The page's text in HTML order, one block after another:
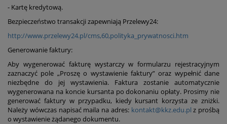
- Kartę kredytową.
Bezpieczeństwo transakcji zapewniają Przelewy24:
http://www.przelewy24.pl/cms,60,polityka_prywatnosci.htm
Generowanie faktury:
Aby wygenerować fakturę wystarczy w formularzu rejestracyjnym
zaznaczyć pole „Proszę o wystawienie faktury” oraz wypełnić dane
niezbędne do jej wystawienia. Faktura zostanie automatycznie
wygenerowana na koncie kursanta po dokonaniu opłaty. Prosimy nie
generować faktury w przypadku, kiedy kursant korzysta ze zniżki.
Należy wówczas napisać maila na adres: kontakt@kkz.edu.pl z prośbą
o wystawienie żądanego dokumentu.